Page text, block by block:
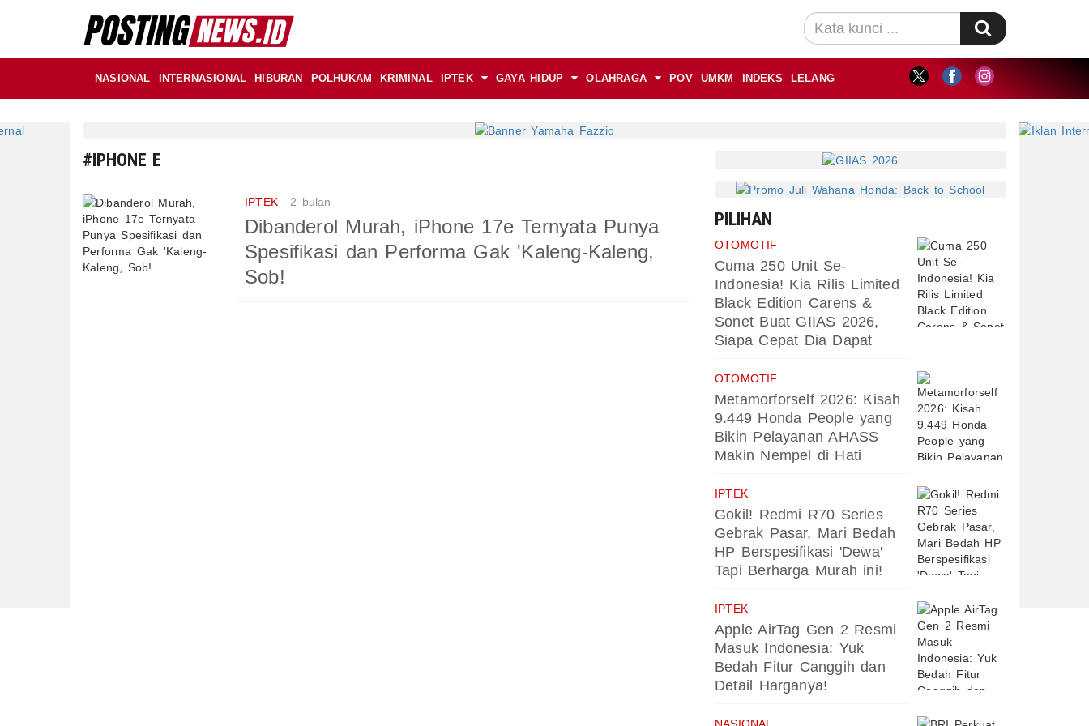
NASIONAL INTERNASIONAL HIBURAN POLHUKAM KRIMINAL IPTEK GAYA HIDUP OLAHRAGA POV UMKM INDEKS LELANG
#IPHONE E
IPTEK 2 bulan
Dibanderol Murah, iPhone 17e Ternyata Punya
Spesifikasi dan Performa Gak 'Kaleng-Kaleng,
Sob!
PILIHAN
OTOMOTIF
Cuma 250 Unit Se-
Indonesia! Kia Rilis Limited
Black Edition Carens &
Sonet Buat GIIAS 2026,
Siapa Cepat Dia Dapat
OTOMOTIF
Metamorforself 2026: Kisah
9.449 Honda People yang
Bikin Pelayanan AHASS
Makin Nempel di Hati
IPTEK
Gokil! Redmi R70 Series
Gebrak Pasar, Mari Bedah
HP Berspesifikasi 'Dewa'
Tapi Berharga Murah ini!
IPTEK
Apple AirTag Gen 2 Resmi
Masuk Indonesia: Yuk
Bedah Fitur Canggih dan
Detail Harganya!